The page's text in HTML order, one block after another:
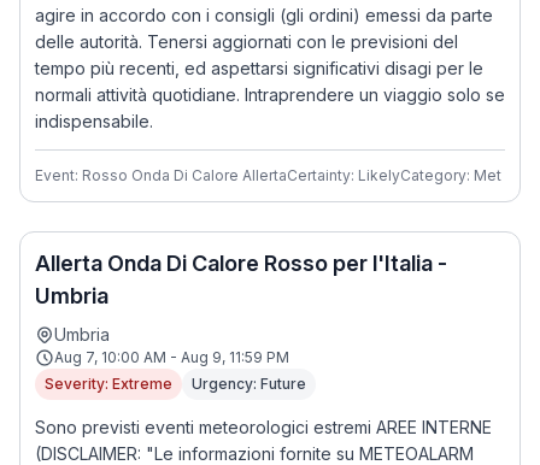
agire in accordo con i consigli (gli ordini) emessi da parte
delle autorità. Tenersi aggiornati con le previsioni del
tempo più recenti, ed aspettarsi significativi disagi per le
normali attività quotidiane. Intraprendere un viaggio solo se
indispensabile.
Event: Rosso Onda Di Calore AllertaCertainty: LikelyCategory: Met
Allerta Onda Di Calore Rosso per l'Italia -
Umbria
Umbria
Aug 7, 10:00 AM - Aug 9, 11:59 PM
Severity: Extreme
Urgency: Future
Sono previsti eventi meteorologici estremi AREE INTERNE
(DISCLAIMER: "Le informazioni fornite su METEOALARM